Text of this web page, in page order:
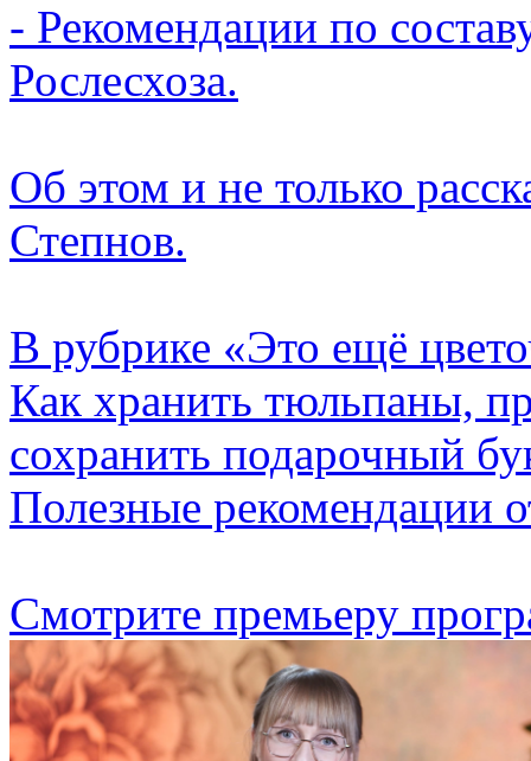
- Рекомендации по
Рослесхоза.
Об этом и не только
Степнов.
В рубрике «Это ещё
Как хранить тюльпаны,
сохранить подарочный
Полезные рекомендации
Смотрите премьеру